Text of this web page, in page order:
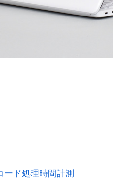
ード処理時間計測